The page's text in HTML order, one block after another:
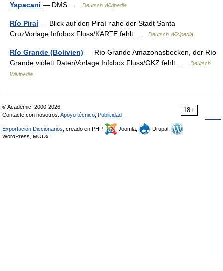
Yapacani — DMS … Deutsch Wikipedia
Río Piraí— Blick auf den Piraí nahe der Stadt Santa
CruzVorlage:Infobox Fluss/KARTE fehlt …
Deutsch Wikipedia
Río Grande (Bolivien) — Río Grande Amazonasbecken, der Río
Grande violett DatenVorlage:Infobox Fluss/GKZ fehlt …
Deutsch
Wikipedia
18+
© Academic, 2000-2026
Contacte con nosotros: Apoyo técnico Publicidad
Exportación Diccionarios , creado en PHP, Joomla,
Drupal,
WordPress, MODx.